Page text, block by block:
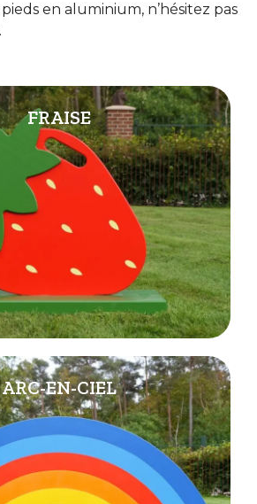
en aluminium, n’hésitez pas
FRAISE
ARC-EN-CIEL